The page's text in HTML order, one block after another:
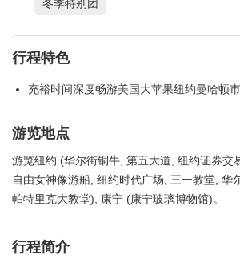
冬季特别团
行程特色
充裕时间深度畅游美国大苹果纽约曼哈顿
游览地点
游览纽约 (华尔街铜牛, 第五大道, 纽约证券交
自由女神像游船, 纽约时代广场, 三一教堂, 华
帕特里克大教堂), 康宁 (康宁玻璃博物馆)。
行程简介